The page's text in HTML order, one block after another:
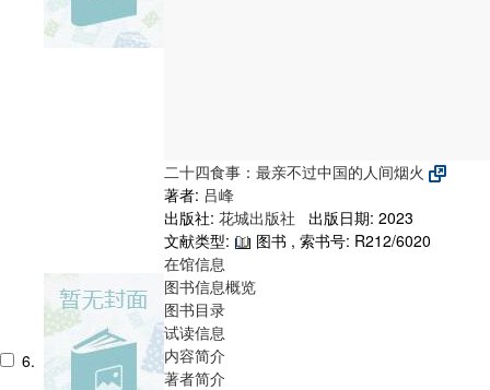
6.
二十四食事：最亲不过中国的人间烟火
著者: 吕峰
出版社: 花城出版社
出版日期: 2023
文献类型:
图书 , 索书号: R212/6020
在馆信息
图书信息概览
图书目录
试读信息
内容简介
著者简介